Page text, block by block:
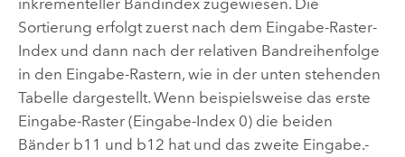
inkrementeller Bandindex zugewiesen. Die
Sortierung erfolgt zuerst nach dem Eingabe-Raster-
Index und dann nach der relativen Bandreihenfolge
in den Eingabe-Rastern, wie in der unten stehenden
Tabelle dargestellt. Wenn beispielsweise das erste
Eingabe-Raster (Eingabe-Index 0) die beiden
Bänder b11 und b12 hat und das zweite Eingabe.-